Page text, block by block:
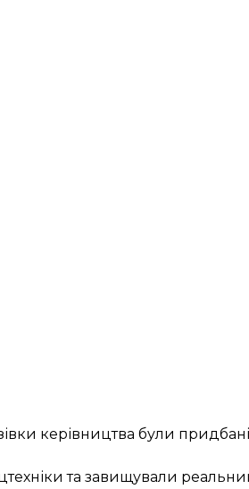
керівництва були придбані
та завищували